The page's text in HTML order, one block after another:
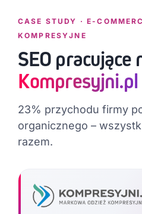
CASE STUDY · E-
KOMPRESYJNE
SEO pracujące
Kompresyjni.pl
23% przychodu firmy
organicznego –
razem.